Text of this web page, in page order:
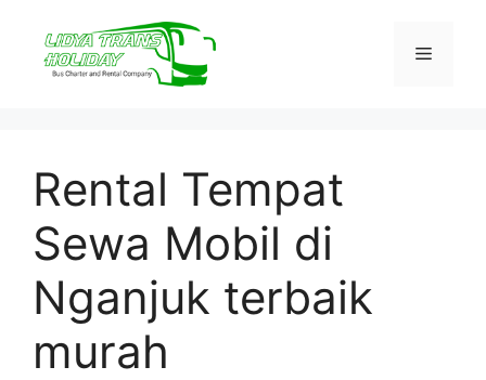
content
Menu
Rental Tempat
Sewa Mobil di
Nganjuk terbaik
murah